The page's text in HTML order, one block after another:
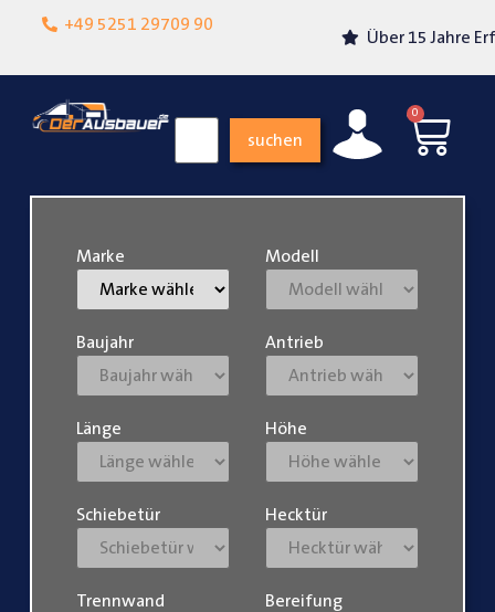
+49 5251 29709 90
Lokalgeschäft in
Über 15 Jahre Erfahrung
suchen
0
Marke Modell
Baujahr Antrieb
Länge Höhe
Schiebetür Hecktür
Trennwand Bereifung